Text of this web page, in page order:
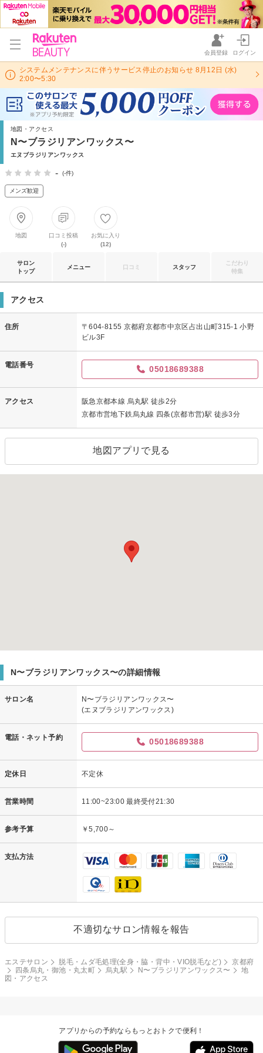
会員登録 ログイン
システムメンテナンスに伴うサービス停止のお知らせ 8月12日 (水)
2:00〜5:30
地図・アクセス
N〜ブラジリアンワックス〜
エヌブラジリアンワックス
- (-件)
メンズ歓迎
地図
口コミ投稿
(-)
お気に入り
(12)
サロン
トップ
メニュー 口コミ スタッフ
こだわり
特集
アクセス
住所
〒604-8155 京都府京都市中京区占出山町315-1 小野
ビル3F
電話番号 05018689388
アクセス
阪急京都本線 烏丸駅 徒歩2分
京都市営地下鉄烏丸線 四条(京都市営)駅 徒歩3分
地図アプリで見る
N〜ブラジリアンワックス〜の詳細情報
サロン名
N〜ブラジリアンワックス〜
(エヌブラジリアンワックス)
電話・ネット予約 05018689388
定休日 不定休
営業時間 11:00~23:00 最終受付21:30
参考予算 ￥5,700～
支払方法
不適切なサロン情報を報告
エステサロン 脱毛・ムダ毛処理(全身・脇・背中・VIO脱毛など)
京都府
四条烏丸・御池・丸太町
烏丸駅 N〜ブラジリアンワックス〜
地
図・アクセス
アプリからの予約ならもっとおトクで便利！